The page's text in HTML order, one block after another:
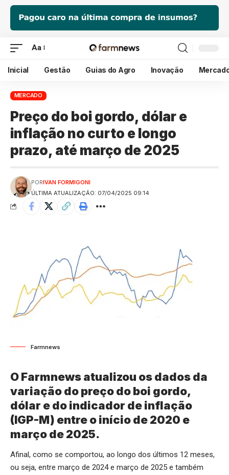
Aa
Inicial Gestão Guias do Agro Inovação
MERCADO
Preço do boi gordo, dólar e
inflação no curto e longo
prazo, até março de 2025
ÚLTIMA ATUALIZAÇÃO: 07/04/2025 09:14
PORIVAN FORMIGONI
Farmnews
O Farmnews atualizou os dados da
variação do preço do boi gordo,
dólar e do indicador de inflação
(IGP-M) entre o início de 2020 e
março de 2025.
Afinal, como se comportou, ao longo dos últimos 12 meses,
ou seja, entre março de 2024 e março de 2025 e também